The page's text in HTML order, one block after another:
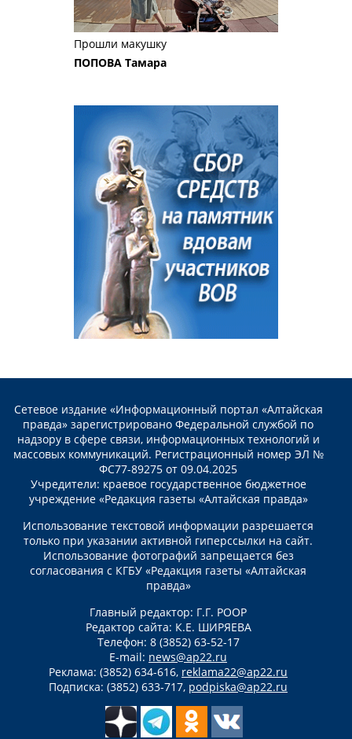
Прошли макушку
ПОПОВА Тамара
Сетевое издание «Информационный портал «Алтайская
правда» зарегистрировано Федеральной службой по
надзору в сфере связи, информационных технологий и
массовых коммуникаций. Регистрационный номер ЭЛ №
ФС77-89275 от 09.04.2025
Учредители: краевое государственное бюджетное
учреждение «Редакция газеты «Алтайская правда»
Использование текстовой информации разрешается
только при указании активной гиперссылки на сайт.
Использование фотографий запрещается без
согласования с КГБУ «Редакция газеты «Алтайская
правда»
Главный редактор: Г.Г. РООР
Редактор сайта: К.Е. ШИРЯЕВА
Телефон: 8 (3852) 63-52-17
E-mail: news@ap22.ru
Реклама: (3852) 634-616, reklama22@ap22.ru
Подписка: (3852) 633-717, podpiska@ap22.ru